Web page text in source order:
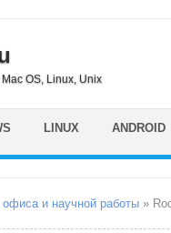
OS, Linux, Unix
LINUX ANDROID
и научной работы »